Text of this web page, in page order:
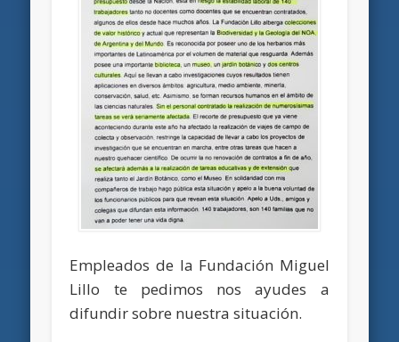
Empleados de la Fundación Miguel
Lillo te pedimos nos ayudes a
difundir sobre nuestra situación.